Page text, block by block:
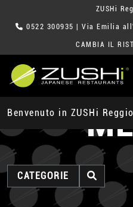
ZUSHi
0522 300935 | Via Emilia
CAMBIA IL
Benvenuto in ZUSHi
CATEGORIE